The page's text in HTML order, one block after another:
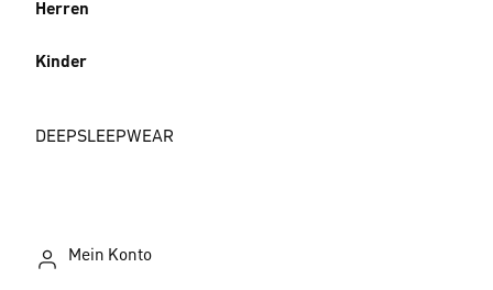
Herren
Kinder
DEEPSLEEPWEAR
Mein Konto